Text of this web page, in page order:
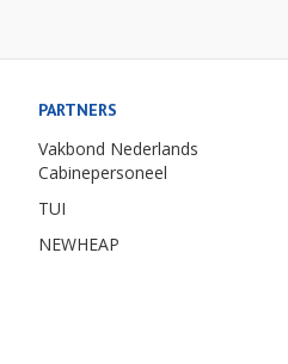
PARTNERS
Vakbond Nederlands
Cabinepersoneel
TUI
NEWHEAP